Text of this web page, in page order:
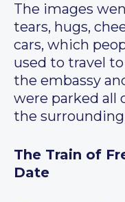
The images
tears, hugs,
cars, which
used to travel
the embassy
were parked all
the
The Train of
Date